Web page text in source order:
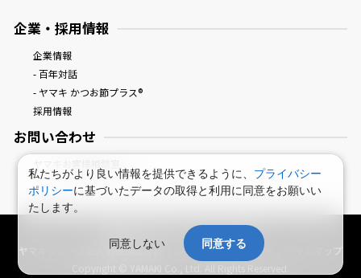
企業・採用情報
企業情報
- 百年対話
- ヤマキ かつお節プラス®
採用情報
お問い合わせ
鰹節屋・だし屋、ヤマキ。 : HOME
ヤマキグループ個人情報保護方針
プライバシーポリシー
サイトマップ
私たちがより良い情報を提供できるように、 プライバシー
ポリシーに基づいたデータの取得と利用に同意をお願いい
たします。
同意しない 同意する